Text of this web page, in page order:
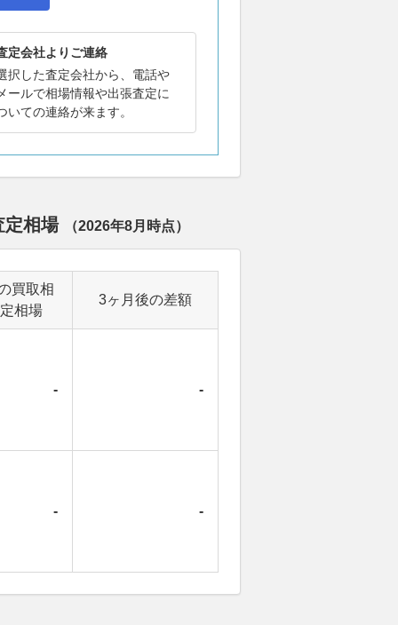
定会社よりご連絡
択した査定会社から、電話や
ールで相場情報や出張査定に
いての連絡が来ます。
定相場 （2026年8月 時点）
買取相
相場
3ヶ月後の差額
- -
- -